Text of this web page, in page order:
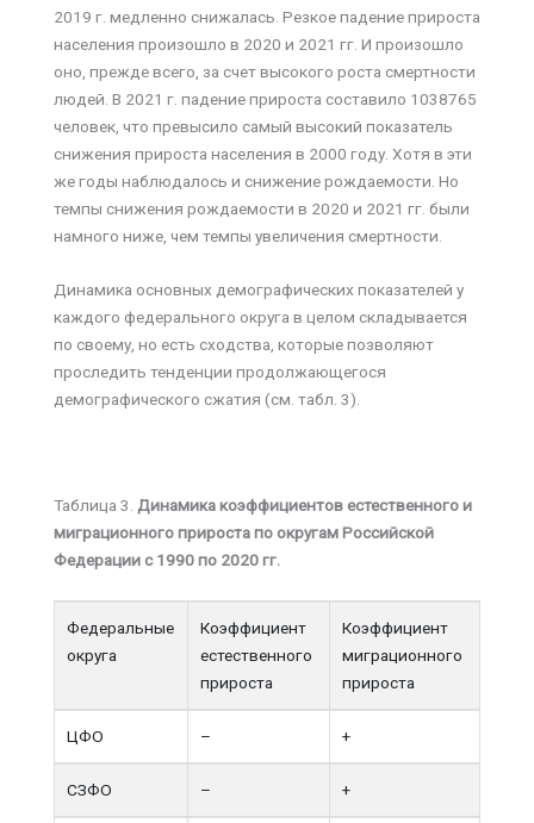
2019 г. медленно снижалась. Резкое падение прироста
населения произошло в 2020 и 2021 гг. И произошло
оно, прежде всего, за счет высокого роста смертности
людей. В 2021 г. падение прироста составило 1038765
человек, что превысило самый высокий показатель
снижения прироста населения в 2000 году. Хотя в эти
же годы наблюдалось и снижение рождаемости. Но
темпы снижения рождаемости в 2020 и 2021 гг. были
намного ниже, чем темпы увеличения смертности.
Динамика основных демографических показателей у
каждого федерального округа в целом складывается
по своему, но есть сходства, которые позволяют
проследить тенденции продолжающегося
демографического сжатия (см. табл. 3).
Таблица 3. Динамика коэффициентов естественного и
миграционного прироста по округам Российской
Федерации с 1990 по 2020 гг.
Федеральные
округа
Коэффициент
естественного
прироста
Коэффициент
миграционного
прироста
ЦФО – +
СЗФО – +